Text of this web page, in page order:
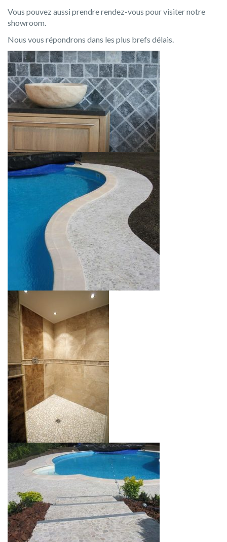
Vous pouvez aussi prendre rendez-vous pour visiter notre
showroom.
Nous vous répondrons dans les plus brefs délais.